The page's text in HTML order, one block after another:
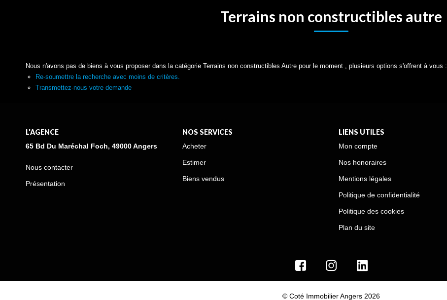
Terrains non constructibles autre
Nous n'avons pas de biens à vous proposer dans la catégorie Terrains non constructibles Autre pour le moment , plusieurs options s'offrent à vous :
Re-soumettre la recherche avec moins de critères.
Transmettez-nous votre demande
L'AGENCE
65 Bd Du Maréchal Foch, 49000 Angers
Nous contacter
Présentation
NOS SERVICES
Acheter
Estimer
Biens vendus
LIENS UTILES
Mon compte
Nos honoraires
Mentions légales
Politique de confidentialité
Politique des cookies
Plan du site
© Coté Immobilier Angers 2026